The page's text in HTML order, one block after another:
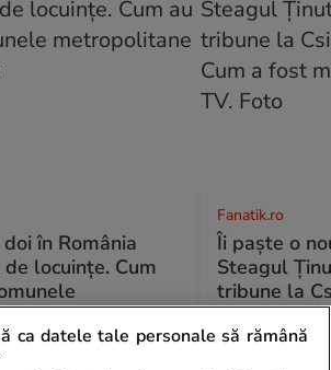
în România
locuințe. Cum
județului
Fanatik.ro
Îi paște o
Steagul
tribune la
Cum a fost
TV. Foto
ca datele tale personale să rămână